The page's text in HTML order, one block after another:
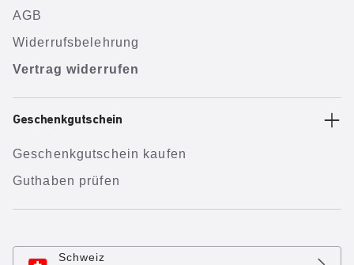
AGB
Widerrufsbelehrung
Vertrag widerrufen
Geschenkgutschein
Geschenkgutschein kaufen
Guthaben prüfen
Schweiz